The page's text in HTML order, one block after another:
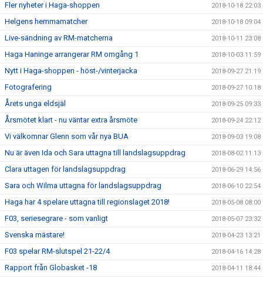
Fler nyheter i Haga-shoppen 2018-10-18 22:03
Helgens hemmamatcher 2018-10-18 09:04
Live-sändning av RM-matcherna 2018-10-11 23:08
Haga Haninge arrangerar RM omgång 1 2018-10-03 11:59
Nytt i Haga-shoppen - höst-/vinterjacka 2018-09-27 21:19
Fotografering 2018-09-27 10:18
Årets unga eldsjäl 2018-09-25 09:33
Årsmötet klart - nu väntar extra årsmöte 2018-09-24 22:12
Vi välkomnar Glenn som vår nya BUA 2018-09-03 19:08
Nu är även Ida och Sara uttagna till landslagsuppdrag 2018-08-02 11:13
Clara uttagen för landslagsuppdrag 2018-06-29 14:56
Sara och Wilma uttagna för landslagsuppdrag 2018-06-10 22:54
Haga har 4 spelare uttagna till regionslaget 2018! 2018-05-08 08:00
F03, seriesegrare - som vanligt 2018-05-07 23:32
Svenska mästare! 2018-04-23 13:21
F03 spelar RM-slutspel 21-22/4 2018-04-16 14:28
Rapport från Globasket -18 2018-04-11 18:44